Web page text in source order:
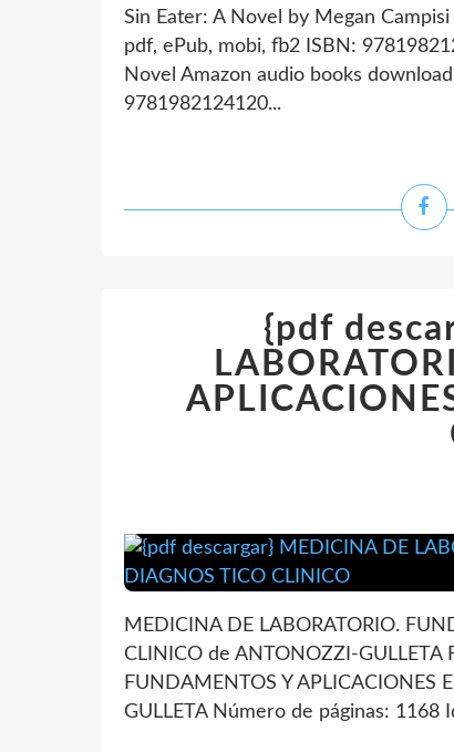
Sin Eater: A Novel by Megan
pdf, ePub, mobi, fb2 ISBN:
Novel Amazon audio books
9781982124120...
{pdf
MEDICINA DE LABORATORIO.
CLINICO de ANTONOZZI-GULLETA
FUNDAMENTOS Y APLICACIONES
GULLETA Número de páginas: 1168